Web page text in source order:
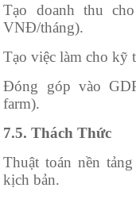
Tạo doanh thu
VNĐ/tháng).
Tạo việc làm cho kỹ
Đóng góp vào
farm).
7.5. Thách Thức
Thuật toán nền
kịch bản.